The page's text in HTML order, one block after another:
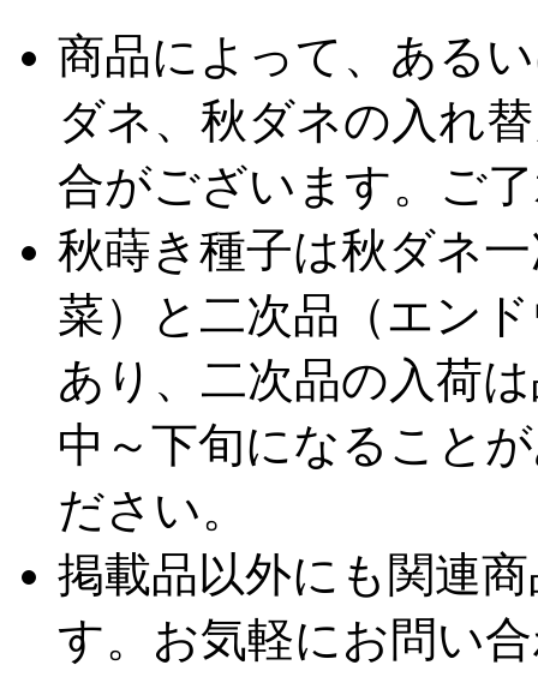
商品によって、ある
ダネ、秋ダネの入れ
合がございます。ご
秋蒔き種子は秋ダネ
菜）と二次品（エン
あり、二次品の入荷
中～下旬になること
ださい。
掲載品以外にも関連
す。お気軽にお問い